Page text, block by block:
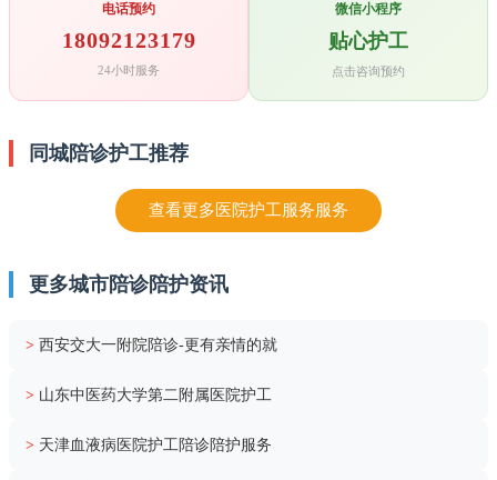
电话预约
18092123179
24小时服务
微信小程序
贴心护工
点击咨询预约
同城陪诊护工推荐
查看更多医院护工服务服务
更多城市陪诊陪护资讯
> 西安交大一附院陪诊-更有亲情的就
> 山东中医药大学第二附属医院护工
> 天津血液病医院护工陪诊陪护服务